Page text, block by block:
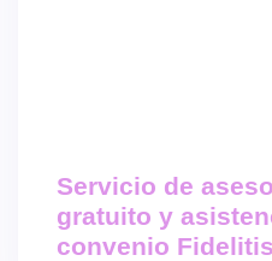
Servicio de
gratuito y
convenio